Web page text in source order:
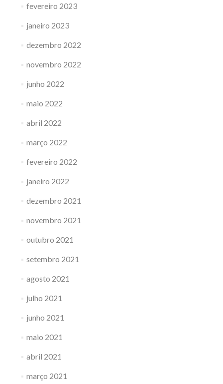
fevereiro 2023
janeiro 2023
dezembro 2022
novembro 2022
junho 2022
maio 2022
abril 2022
março 2022
fevereiro 2022
janeiro 2022
dezembro 2021
novembro 2021
outubro 2021
setembro 2021
agosto 2021
julho 2021
junho 2021
maio 2021
abril 2021
março 2021